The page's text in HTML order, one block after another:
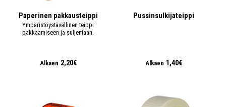
Paperinen pakkausteippi
Ympäristöystävällinen teippi
pakkaamiseen ja suljentaan.
Alkaen 2,20€
Pussinsulkijateippi
Alkaen 1,40€